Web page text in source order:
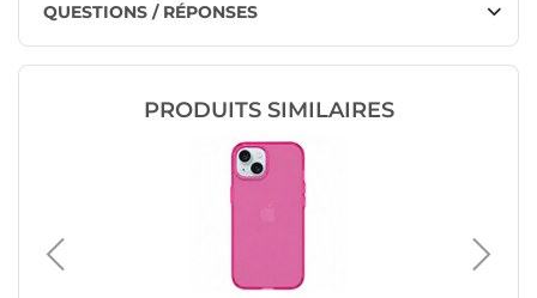
QUESTIONS / RÉPONSES
PRODUITS SIMILAIRES